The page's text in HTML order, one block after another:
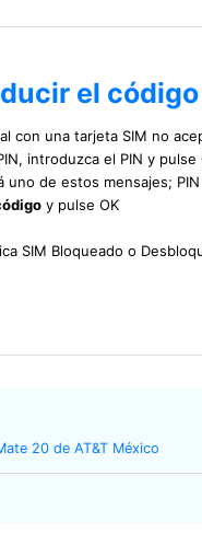
el
con una tarjeta SIM no
introduzca el PIN y pulse
de estos mensajes; PIN
y pulse OK
SIM Bloqueado o
20 de AT&T México